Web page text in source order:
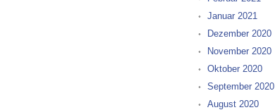
Januar 2021
Dezember 2020
November 2020
Oktober 2020
September 2020
August 2020